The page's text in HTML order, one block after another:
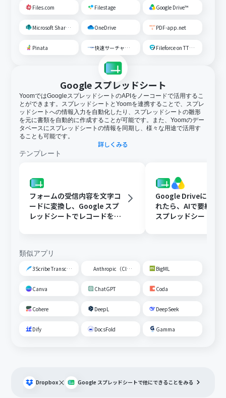
Files.com Filestage Google Drive™
Microsoft SharePoint OneDrive PDF-app.net
Pinata 快速サーチャーGX Fileforce on TTS Cloud
Google スプレッドシート
YoomではGoogleスプレッドシートのAPIをノーコードで活用するこ
とができます。スプレッドシートとYoomを連携することで、スプレ
ッドシートへの情報入力を自動化したり、スプレッドシートの雛形
を元に書類を自動的に作成することが可能です。また、Yoomのデー
タベースにスプレッドシートの情報を同期し、様々な用途で活用す
ることも可能です。
詳しくみる
テンプレート
フォームの受信内容を文字コ
ードに変換し、Google スプ
レッドシートでレコードを追
Google Driveに文書
れたら、AIで要約し
スプレッドシートの
類似アプリ
3Scribe Transcription Anthropic（Claude） BigML
Canva ChatGPT Coda
Cohere DeepL DeepSeek
Dify DocsFold Gamma
Dropbox× Google スプレッドシートで他にできることをみる